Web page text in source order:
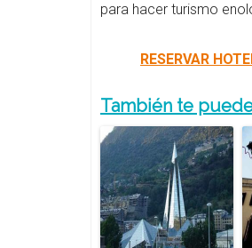
para hacer turismo
RESERVAR
También te